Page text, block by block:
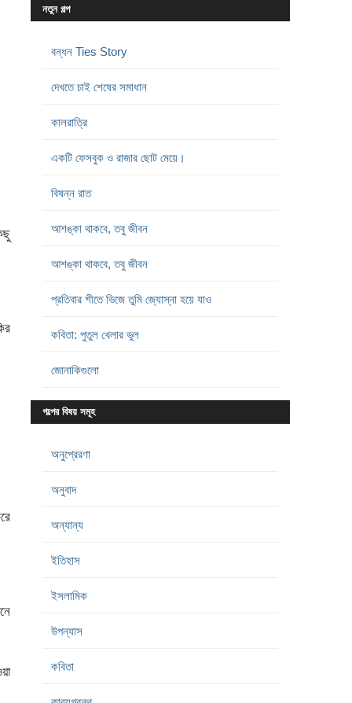
নতুন গল্প
বন্ধন Ties Story
দেখতে চাই শেষের সমাধান
কালরাত্রি
একটি ফেসবুক ও রাজার ছোট মেয়ে।
বিষন্ন রাত
আশঙ্কা থাকবে, তবু জীবন
আশঙ্কা থাকবে, তবু জীবন
প্রতিবার শীতে ভিজে তুমি জ্যোস্না হয়ে যাও
কবিতা: পুতুল খেলার ভুল
জোনাকিগুলো
গল্পের বিষয় সমূহ
অনুপ্রেরণা
অনুবাদ
অন্যান্য
ইতিহাস
ইসলামিক
উপন্যাস
কবিতা